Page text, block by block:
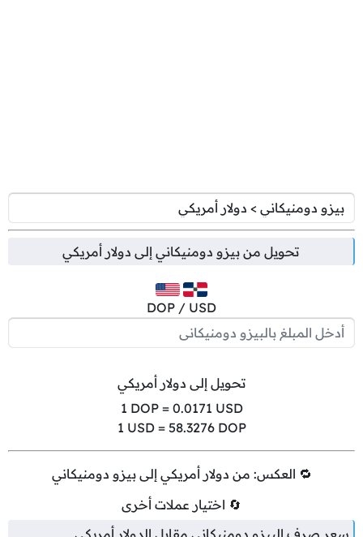
تحويل من بيزو دومنيكاني إلى دولار أمريكي
DOP / USD
تحويل إلى دولار أمريكي
1 DOP = 0.0171 USD
1 USD = 58.3276DOP
🔁 العكس: من دولار أمريكي إلى بيزو دومنيكاني
🔄 اختيار عملات أخرى